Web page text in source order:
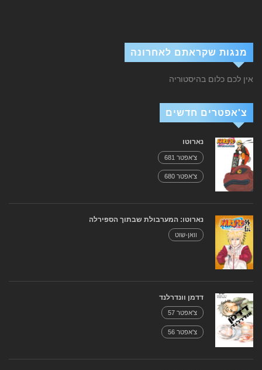
מנגות שקראתם לאחרונה
אין לכם כלום בהיסטוריה
צ'אפטרים חדשים
נארוטו
צ'אפטר 681
צ'אפטר 680
נארוטו: המערבולת שבתוך הספירלה
וואן-שוט
דדמן וונדרלנד
צ'אפטר 57
צ'אפטר 56